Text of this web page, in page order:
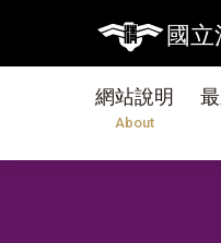
國立
網站說明
About